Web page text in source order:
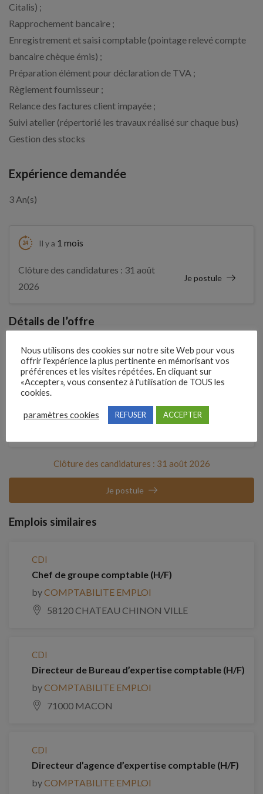
Citalis) ;
Rapprochement bancaire ;
Enregistrement et saisi comptable (pointage relevé compte
bancaire chèque émis) ;
Préparation élément pour déclaration de TVA ;
Règlement fournisseur ;
Relance des factures client impayée ;
Suivi atelier (répertorié les travaux réalisé sur chaque bus)
Gestion des stocks
Expérience demandée
3 An(s)
Il y a 1 mois
Clôture des candidatures : 31 août
2026
Je postule
Détails de l’offre
Entreprise qui propose l'emploi
SARL MOUTOUSSAMY EMILE
Clôture des candidatures : 31 août 2026
Je postule
Emplois similaires
CDI
Chef de groupe comptable (H/F)
byCOMPTABILITE EMPLOI
58120 CHATEAU CHINON VILLE
CDI
Directeur de Bureau d’expertise comptable (H/F)
byCOMPTABILITE EMPLOI
71000 MACON
CDI
Directeur d’agence d’expertise comptable (H/F)
byCOMPTABILITE EMPLOI
Nous utilisons des cookies sur notre site Web pour vous
offrir l'expérience la plus pertinente en mémorisant vos
préférences et les visites répétées. En cliquant sur
«Accepter», vous consentez à l'utilisation de TOUS les
cookies.
paramètres cookies REFUSER ACCEPTER